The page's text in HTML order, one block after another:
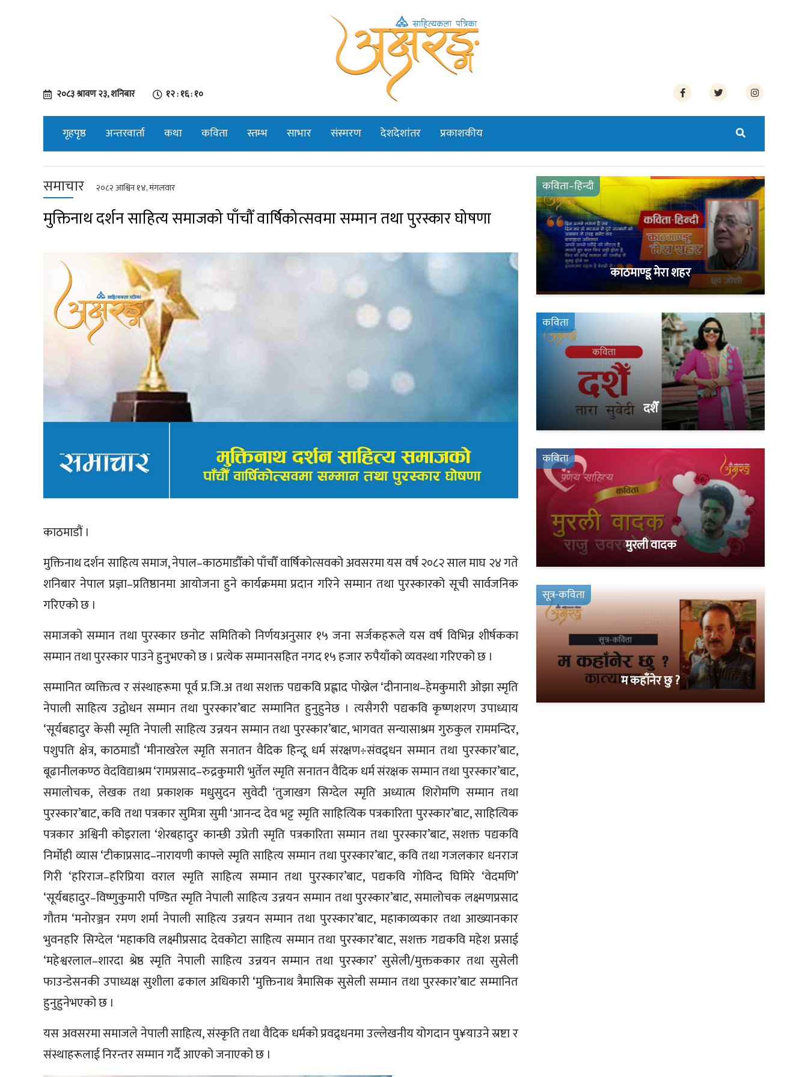
२०८३ श्रावण २३, शनिबार १२ : १६ : ११
गृहपृष्ठ अन्तरवार्ता कथा कविता स्तम्भ साभार संस्मरण देशदेशांतर प्रकाशकीय
समाचार २०८२ आश्विन १४, मंगलवार
मुक्तिनाथ दर्शन साहित्य समाजको पाँचौँ वार्षिकोत्सवमा सम्मान तथा पुरस्कार घोषणा
काठमाडौं ।
मुक्तिनाथ दर्शन साहित्य समाज, नेपाल–काठमाडौँको पाँचौँ वार्षिकोत्सवको अवसरमा यस वर्ष २०८२ साल माघ २४ गते
शनिबार नेपाल प्रज्ञा–प्रतिष्ठानमा आयोजना हुने कार्यक्रममा प्रदान गरिने सम्मान तथा पुरस्कारको सूची सार्वजनिक
गरिएको छ ।
समाजको सम्मान तथा पुरस्कार छनोट समितिको निर्णयअनुसार १५ जना सर्जकहरूले यस वर्ष विभिन्न शीर्षकका
सम्मान तथा पुरस्कार पाउने हुनुभएको छ । प्रत्येक सम्मानसहित नगद १५ हजार रुपैयाँको व्यवस्था गरिएको छ ।
सम्मानित व्यक्तित्व र संस्थाहरूमा पूर्व प्र.जि.अ तथा सशक्त पद्यकवि प्रह्लाद पोख्रेल ‘दीनानाथ–हेमकुमारी ओझा स्मृति
नेपाली साहित्य उद्वोधन सम्मान तथा पुरस्कार’बाट सम्मानित हुनुहुनेछ । त्यसैगरी पद्यकवि कृष्णशरण उपाध्याय
‘सूर्यबहादुर केसी स्मृति नेपाली साहित्य उन्नयन सम्मान तथा पुरस्कार’बाट, भागवत सन्यासाश्रम गुरुकुल राममन्दिर,
पशुपति क्षेत्र, काठमाडौं ‘मीनाखरेल स्मृति सनातन वैदिक हिन्दू धर्म संरक्षण÷संवद्र्धन सम्मान तथा पुरस्कार’बाट,
बूढानीलकण्ठ वेदविद्याश्रम ‘रामप्रसाद–रुद्रकुमारी भुर्तेल स्मृति सनातन वैदिक धर्म संरक्षक सम्मान तथा पुरस्कार’बाट,
समालोचक, लेखक तथा प्रकाशक मधुसुदन सुवेदी ‘तुजाखग सिग्देल स्मृति अध्यात्म शिरोमणि सम्मान तथा
पुरस्कार’बाट, कवि तथा पत्रकार सुमित्रा सुमी ‘आनन्द देव भट्ट स्मृति साहित्यिक पत्रकारिता पुरस्कार’बाट, साहित्यिक
पत्रकार अश्विनी कोइराला ‘शेरबहादुर कान्छी उप्रेती स्मृति पत्रकारिता सम्मान तथा पुरस्कार’बाट, सशक्त पद्यकवि
निर्मोही व्यास ‘टीकाप्रसाद–नारायणी काफ्ले स्मृति साहित्य सम्मान तथा पुरस्कार’बाट, कवि तथा गजलकार धनराज
गिरी ‘हरिराज–हरिप्रिया वराल स्मृति साहित्य सम्मान तथा पुरस्कार’बाट, पद्यकवि गोविन्द घिमिरे ‘वेदमणि’
‘सूर्यबहादुर–विष्णुकुमारी पण्डित स्मृति नेपाली साहित्य उन्नयन सम्मान तथा पुरस्कार’बाट, समालोचक लक्ष्मणप्रसाद
गौतम ‘मनोरञ्जन रमण शर्मा नेपाली साहित्य उन्नयन सम्मान तथा पुरस्कार’बाट, महाकाव्यकार तथा आख्यानकार
भुवनहरि सिग्देल ‘महाकवि लक्ष्मीप्रसाद देवकोटा साहित्य सम्मान तथा पुरस्कार’बाट, सशक्त गद्यकवि महेश प्रसाई
‘महेश्वरलाल–शारदा श्रेष्ठ स्मृति नेपाली साहित्य उन्नयन सम्मान तथा पुरस्कार’ सुसेली/मुक्तककार तथा सुसेली
फाउन्डेसनकी उपाध्यक्ष सुशीला ढकाल अधिकारी ‘मुक्तिनाथ त्रैमासिक सुसेली सम्मान तथा पुरस्कार’बाट सम्मानित
हुनुहुनेभएको छ ।
यस अवसरमा समाजले नेपाली साहित्य, संस्कृति तथा वैदिक धर्मको प्रवद्र्धनमा उल्लेखनीय योगदान पु¥याउने स्रष्टा र
संस्थाहरूलाई निरन्तर सम्मान गर्दै आएको जनाएको छ ।
कविता–हिन्दी
काठमाण्डू मेरा शहर
कविता
दशैँ
कविता
मुरली वादक
सूत्र-कविता
म कहाँनेर छु ?